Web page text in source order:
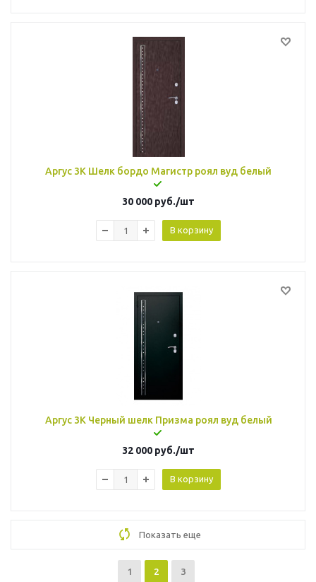
Аргус 3К Шелк бордо Магистр роял вуд белый
30 000 руб./шт
В корзину
Аргус 3К Черный шелк Призма роял вуд белый
32 000 руб./шт
В корзину
Показать еще
1 2 3